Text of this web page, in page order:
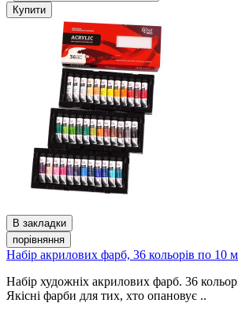
Купити
В закладки
порівняння
Набір акрилових фарб, 36 кольорів по 10
Набір художніх акрилових фарб. 36
Якісні фарби для тих, хто опановує ..